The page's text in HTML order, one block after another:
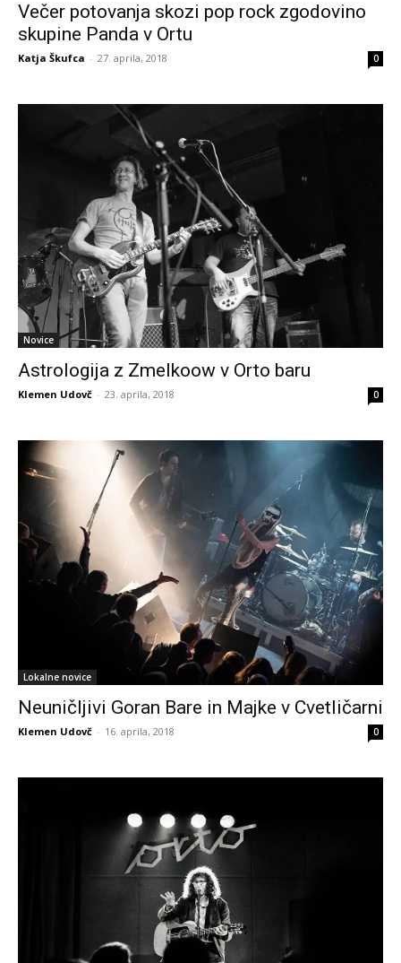
Večer potovanja skozi pop rock zgodovino
skupine Panda v Ortu
Katja Škufca - 27. aprila, 2018 0
Novice
Astrologija z Zmelkoow v Orto baru
Klemen Udovč - 23. aprila, 2018 0
Lokalne novice
Neuničljivi Goran Bare in Majke v Cvetličarni
Klemen Udovč - 16. aprila, 2018 0